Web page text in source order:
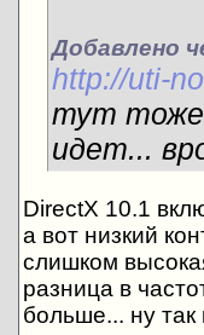
Добавлено
http://uti-
тут тоже
идет...
DirectX 10.1
а вот низкий
слишком
разница в
больше... ну так